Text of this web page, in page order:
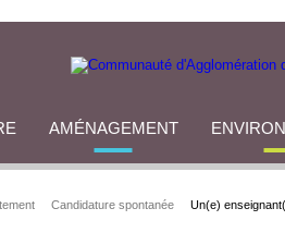
AMÉNAGEMENT
Candidature spontanée Un(e)